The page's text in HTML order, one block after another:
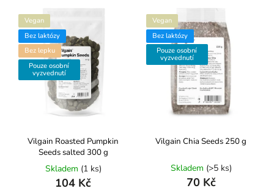
Abecedně
Vegan
Bez laktózy
Bez lepku
Pouze osobní
vyzvednutí
Vilgain Roasted Pumpkin
Seeds salted 300 g
Skladem (1 ks)
104 Kč
Vegan
Bez laktózy
Pouze osobní
vyzvednutí
Vilgain Chia Seeds 250 g
Skladem (>5 ks)
70 Kč